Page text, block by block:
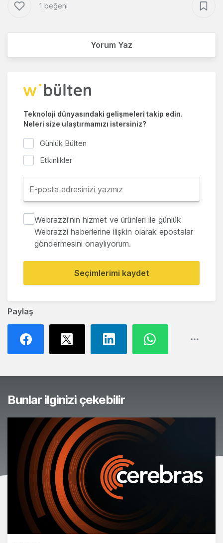
Paylaş
1 beğeni
Yorum Yaz
Teknoloji dünyasındaki gelişmeleri takip edin.
Neleri size ulaştırmamızı istersiniz?
Günlük Bülten
Etkinlikler
Webrazzi'nin hizmet ve ürünleri ile günlük
Webrazzi haberlerine ilişkin olarak epostalar
göndermesini onaylıyorum.
Seçimlerimi kaydet
Bunlar ilginizi çekebilir